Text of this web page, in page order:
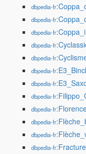
dbpedia-fr
dbpedia-fr
dbpedia-fr
dbpedia-fr
dbpedia-fr
dbpedia-fr
dbpedia-fr
dbpedia-fr
dbpedia-fr
dbpedia-fr
dbpedia-fr
dbpedia-fr